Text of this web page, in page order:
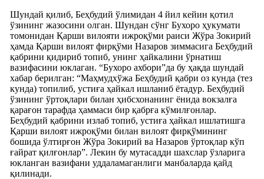
Шундай қилиб, Беҳбудий ўлимидан 4 йил кейин қотил
ўзининг жазосини олган. Шундан сўнг Бухоро ҳукумати
томонидан Қарши вилояти ижроқўми раиси Жўра Зокирий
ҳамда Қарши вилоят фирқўми Назаров зиммасига Беҳбудий
қабрини қидириб топиб, унинг ҳайкалини ўрнатиш
вазифасини юклаган. “Бухоро ахбори”да бу ҳақда шундай
хабар берилган: “Маҳмудхўжа Беҳбудий қабри оз кунда (тез
кунда) топилиб, устиға ҳайкал ишланиб ётадур. Беҳбудий
ўзининг ўртоқлари билан ҳибсхонанинг ёнида вокзалға
қарағон тарафда ҳаммаси бир қабрға кўмилғонлар.
Беҳбудий қабрини излаб топиб, устиға ҳайкал ишлатишга
Қарши вилоят ижроқўми билан вилоят фирқўмининг
бошида ўлтирғон Жўра Зокирий ва Назаров ўртоқлар кўп
ғайрат қилғонлар”. Лекин бу мутасадди шахслар ўзларига
юкланган вазифани уддаламаганлиги манбаларда қайд
қилинади.